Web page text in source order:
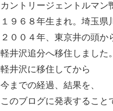
カントリージェントルマン
１９６８年生まれ。埼玉県
２００４年、東京井の頭か
軽井沢追分へ移住しました。
軽井沢に移住してから
今までの経過、結果を、
このブログに発表すること